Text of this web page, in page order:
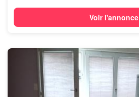
Voir l'annonce